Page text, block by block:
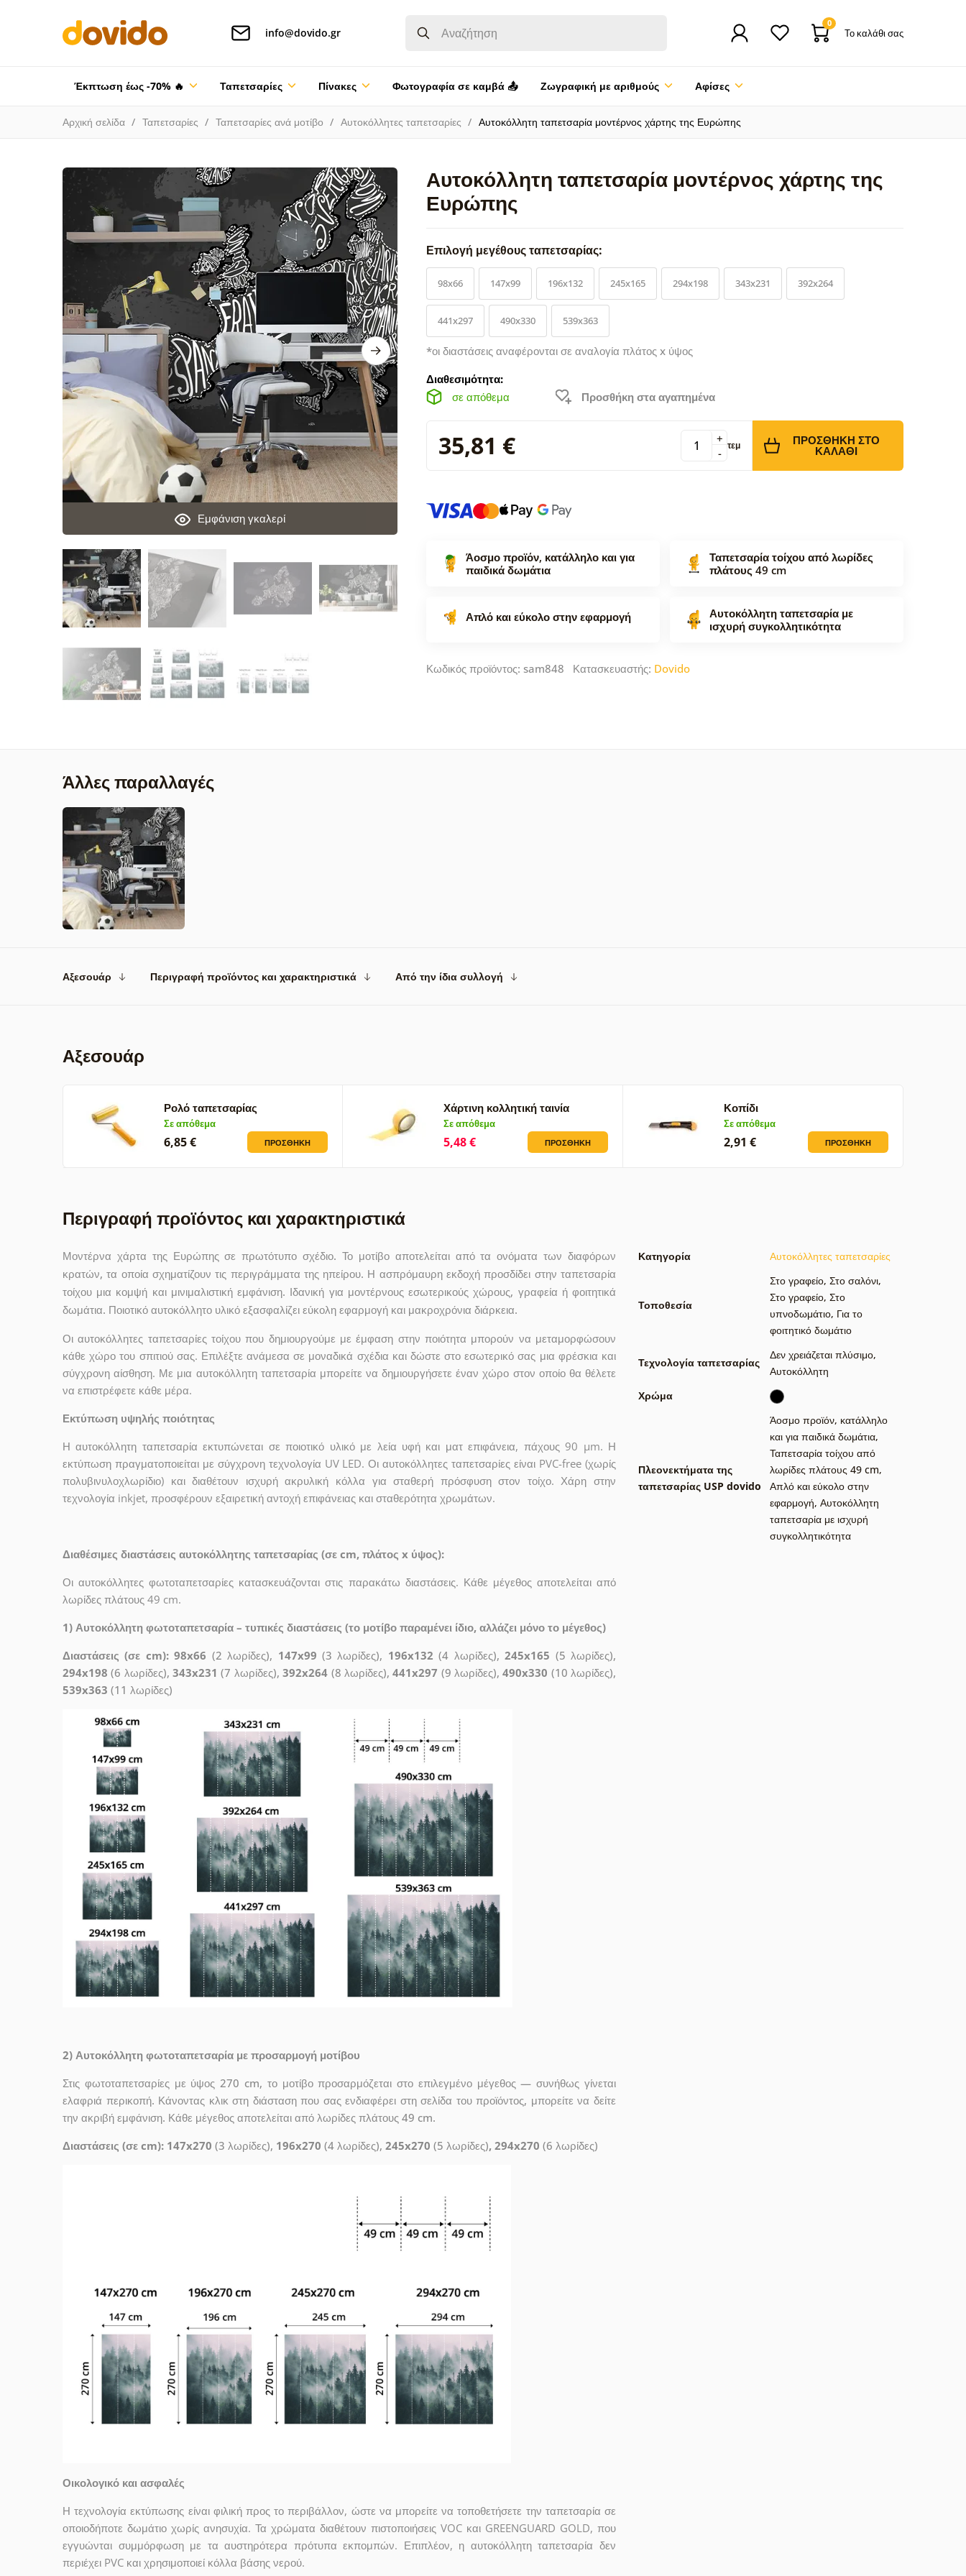
info@dovido.gr
0
Το καλάθι σας
Έκπτωση έως -70% 🔥 Ταπετσαρίες Πίνακες Φωτογραφία σε καμβά 📤 Ζωγραφική με αριθμούς Αφίσες
Αρχική σελίδα Ταπετσαρίες Ταπετσαρίες ανά μοτίβο Αυτοκόλλητες ταπετσαρίες Αυτοκόλλητη ταπετσαρία μοντέρνος χάρτης της Ευρώπης
Αυτοκόλλητη ταπετσαρία μοντέρνος χάρτης της
Ευρώπης
Εμφάνιση γκαλερί
Επιλογή μεγέθους ταπετσαρίας:
98x66 147x99 196x132 245x165 294x198 343x231 392x264
441x297 490x330 539x363
*οι διαστάσεις αναφέρονται σε αναλογία πλάτος x ύψος
Διαθεσιμότητα:
σε απόθεμα
Προσθήκη στα αγαπημένα
35,81 € -
+ τεμ ΠΡΟΣΘΉΚΗ ΣΤΟ
ΚΑΛΆΘΙ
Άοσμο προϊόν, κατάλληλο και για
παιδικά δωμάτια
Ταπετσαρία τοίχου από λωρίδες
πλάτους 49 cm
Απλό και εύκολο στην εφαρμογή
Αυτοκόλλητη ταπετσαρία με
ισχυρή συγκολλητικότητα
Κωδικός προϊόντος: sam848 Κατασκευαστής: Dovido
Άλλες παραλλαγές
Αξεσουάρ Περιγραφή προϊόντος και χαρακτηριστικά Από την ίδια συλλογή
Αξεσουάρ
Ρολό ταπετσαρίας
Σε απόθεμα
6,85 € ΠΡΟΣΘΉΚΗ
Χάρτινη κολλητική ταινία
Σε απόθεμα
5,48 € ΠΡΟΣΘΉΚΗ
Κοπίδι
Σε απόθεμα
2,91 € ΠΡΟΣΘΉΚΗ
Περιγραφή προϊόντος και χαρακτηριστικά
Μοντέρνα χάρτα της Ευρώπης σε πρωτότυπο σχέδιο. Το μοτίβο αποτελείται από τα ονόματα των διαφόρων
κρατών, τα οποία σχηματίζουν τις περιγράμματα της ηπείρου. Η ασπρόμαυρη εκδοχή προσδίδει στην ταπετσαρία
τοίχου μια κομψή και μινιμαλιστική εμφάνιση. Ιδανική για μοντέρνους εσωτερικούς χώρους, γραφεία ή φοιτητικά
δωμάτια. Ποιοτικό αυτοκόλλητο υλικό εξασφαλίζει εύκολη εφαρμογή και μακροχρόνια διάρκεια.
Οι αυτοκόλλητες ταπετσαρίες τοίχου που δημιουργούμε με έμφαση στην ποιότητα μπορούν να μεταμορφώσουν
κάθε χώρο του σπιτιού σας. Επιλέξτε ανάμεσα σε μοναδικά σχέδια και δώστε στο εσωτερικό σας μια φρέσκια και
σύγχρονη αίσθηση. Με μια αυτοκόλλητη ταπετσαρία μπορείτε να δημιουργήσετε έναν χώρο στον οποίο θα θέλετε
να επιστρέφετε κάθε μέρα.
Εκτύπωση υψηλής ποιότητας
Η αυτοκόλλητη ταπετσαρία εκτυπώνεται σε ποιοτικό υλικό με λεία υφή και ματ επιφάνεια, πάχους 90 µm. Η
εκτύπωση πραγματοποιείται με σύγχρονη τεχνολογία UV LED. Οι αυτοκόλλητες ταπετσαρίες είναι PVC-free (χωρίς
πολυβινυλοχλωρίδιο) και διαθέτουν ισχυρή ακρυλική κόλλα για σταθερή πρόσφυση στον τοίχο. Χάρη στην
τεχνολογία inkjet, προσφέρουν εξαιρετική αντοχή επιφάνειας και σταθερότητα χρωμάτων.
Διαθέσιμες διαστάσεις αυτοκόλλητης ταπετσαρίας (σε cm, πλάτος x ύψος):
Οι αυτοκόλλητες φωτοταπετσαρίες κατασκευάζονται στις παρακάτω διαστάσεις. Κάθε μέγεθος αποτελείται από
λωρίδες πλάτους 49 cm.
1) Αυτοκόλλητη φωτοταπετσαρία – τυπικές διαστάσεις (το μοτίβο παραμένει ίδιο, αλλάζει μόνο το μέγεθος)
Διαστάσεις (σε cm): 98x66 (2 λωρίδες), 147x99 (3 λωρίδες), 196x132 (4 λωρίδες),245x165 (5 λωρίδες),
294x198 (6 λωρίδες),343x231 (7 λωρίδες),392x264 (8 λωρίδες),441x297 (9 λωρίδες),490x330 (10 λωρίδες),
539x363 (11 λωρίδες)
2) Αυτοκόλλητη φωτοταπετσαρία με προσαρμογή μοτίβου
Στις φωτοταπετσαρίες με ύψος 270 cm, το μοτίβο προσαρμόζεται στο επιλεγμένο μέγεθος — συνήθως γίνεται
ελαφριά περικοπή. Κάνοντας κλικ στη διάσταση που σας ενδιαφέρει στη σελίδα του προϊόντος, μπορείτε να δείτε
την ακριβή εμφάνιση. Κάθε μέγεθος αποτελείται από λωρίδες πλάτους 49 cm.
Διαστάσεις (σε cm): 147x270 (3 λωρίδες), 196x270 (4 λωρίδες), 245x270 (5 λωρίδες), 294x270 (6 λωρίδες)
Οικολογικό και ασφαλές
Η τεχνολογία εκτύπωσης είναι φιλική προς το περιβάλλον, ώστε να μπορείτε να τοποθετήσετε την ταπετσαρία σε
οποιοδήποτε δωμάτιο χωρίς ανησυχία. Τα χρώματα διαθέτουν πιστοποιήσεις VOC και GREENGUARD GOLD, που
εγγυώνται συμμόρφωση με τα αυστηρότερα πρότυπα εκπομπών. Επιπλέον, η αυτοκόλλητη ταπετσαρία δεν
περιέχει PVC και χρησιμοποιεί κόλλα βάσης νερού.
Κατηγορία Αυτοκόλλητες ταπετσαρίες
Τοποθεσία
Στο γραφείο, Στο σαλόνι,
Στο γραφείο, Στο
υπνοδωμάτιο, Για το
φοιτητικό δωμάτιο
Τεχνολογία ταπετσαρίας
Δεν χρειάζεται πλύσιμο,
Αυτοκόλλητη
Χρώμα
Πλεονεκτήματα της
ταπετσαρίας USP dovido
Άοσμο προϊόν, κατάλληλο
και για παιδικά δωμάτια,
Ταπετσαρία τοίχου από
λωρίδες πλάτους 49 cm,
Απλό και εύκολο στην
εφαρμογή, Αυτοκόλλητη
ταπετσαρία με ισχυρή
συγκολλητικότητα